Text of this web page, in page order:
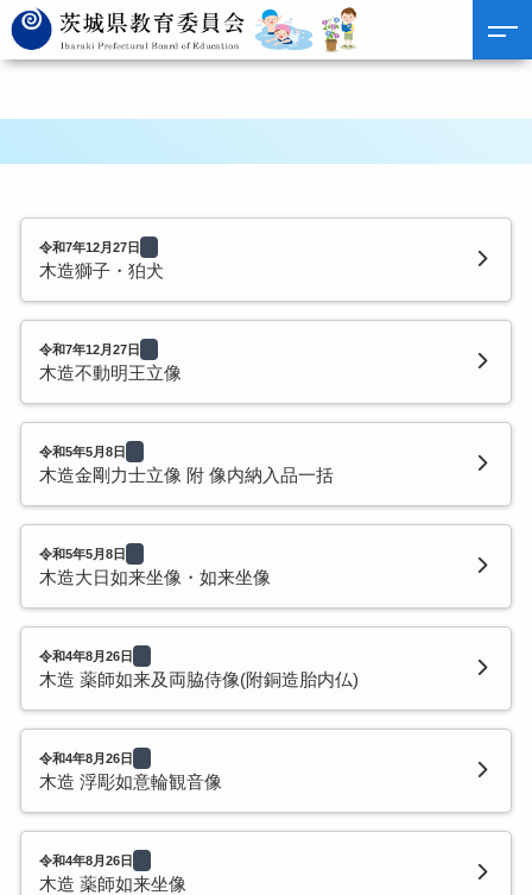
令和7年12月27日
木造獅子・狛犬
令和7年12月27日
木造不動明王立像
令和5年5月8日
木造金剛力士立像 附 像内納入品一括
令和5年5月8日
木造大日如来坐像・如来坐像
令和4年8月26日
木造 薬師如来及両脇侍像(附銅造胎内仏)
令和4年8月26日
木造 浮彫如意輪観音像
令和4年8月26日
木造 薬師如来坐像